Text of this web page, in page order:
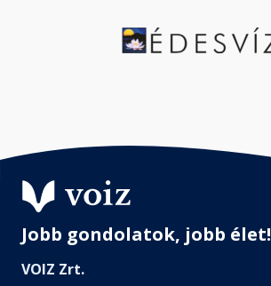
Jobb gondolatok, jobb élet!
VOIZ Zrt.